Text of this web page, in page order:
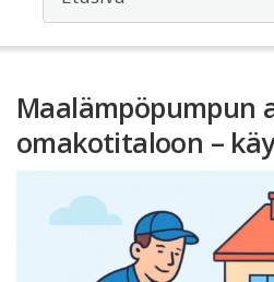
Maalämpöpumpun
omakotitaloon –